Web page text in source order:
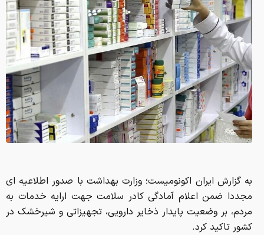
به گزارش ایران اکونومیست؛ وزارت بهداشت با صدور اطلاعیه ای
مجددا ضمن اعلام آمادگی کادر سلامت جهت ارایه خدمات به
مردم، بر وضعیت پایدار ذخایر دارویی، تجهیزاتی و شیرخشک در
کشور تاکید کرد.